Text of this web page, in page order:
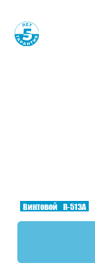
Винтовой R-513A